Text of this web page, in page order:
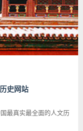
史网站
最真实最全面的人文历